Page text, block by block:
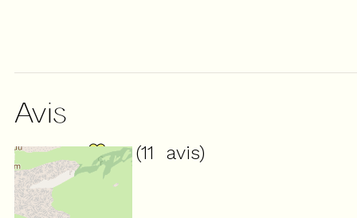
Avis
NOTE : (11 avis)